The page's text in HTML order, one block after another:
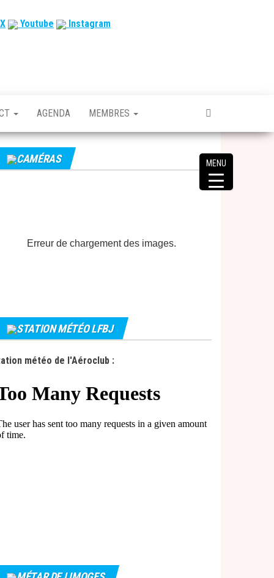
Youtube Instagram
AGENDA MEMBRES
CAMÉRAS
Erreur de chargement des images.
STATION MÉTÉO LFBJ
météo de l'Aéroclub :
MENU